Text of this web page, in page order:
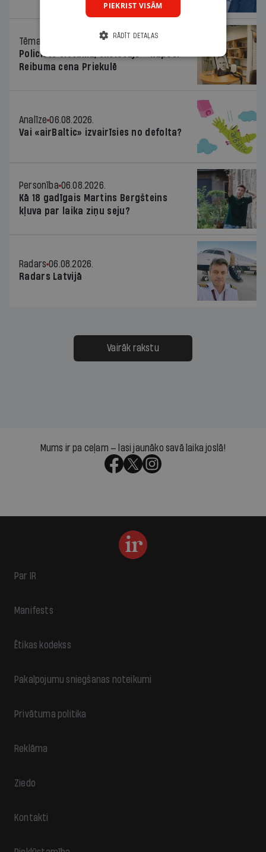
Tēma
Policists cietumā, skolotājs – kapos.
Reibuma cena Priekulē
Analīze 06.08.2026.
Vai «airBaltic» izvairīsies no defolta?
Personība 06.08.2026.
Kā 18 gadīgais Martins Bergšteins
kļuva par laika ziņu seju?
Radars 06.08.2026.
Radars Latvijā
Vairāk rakstu
Mums ir pa ceļam — lasi jaunāko savā laika joslā!
Par IR
Manifests
Ētikas kodekss
Pakalpojumu sniegšanas noteikumi
Privātuma politika
Reklāma
Ziedo
Kontakti
PIEKRIST VISĀM
RĀDĪT DETAĻAS